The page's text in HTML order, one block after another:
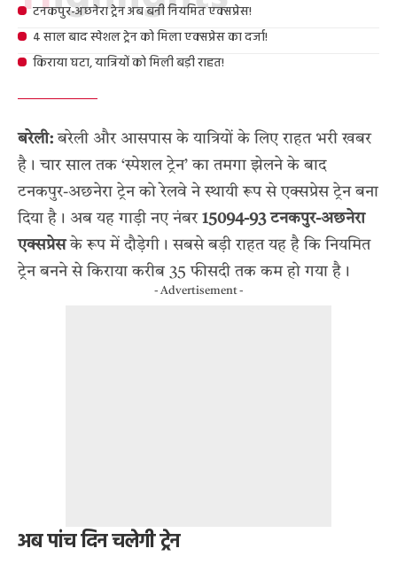
टनकपुर-अछनेरा ट्रेन अब बनी नियमित एक्सप्रेस!
4 साल बाद स्पेशल ट्रेन को मिला एक्सप्रेस का दर्जा!
किराया घटा, यात्रियों को मिली बड़ी राहत!
बरेली: बरेली और आसपास के यात्रियों के लिए राहत भरी खबर
है। चार साल तक ‘स्पेशल ट्रेन’ का तमगा झेलने के बाद
टनकपुर-अछनेरा ट्रेन को रेलवे ने स्थायी रूप से एक्सप्रेस ट्रेन बना
दिया है। अब यह गाड़ी नए नंबर 15094-93 टनकपुर-अछनेरा
एक्सप्रेसके रूप में दौड़ेगी। सबसे बड़ी राहत यह है कि नियमित
ट्रेन बनने से किराया करीब 35 फीसदी तक कम हो गया है।
- Advertisement -
अब पांच दिन चलेगी ट्रेन